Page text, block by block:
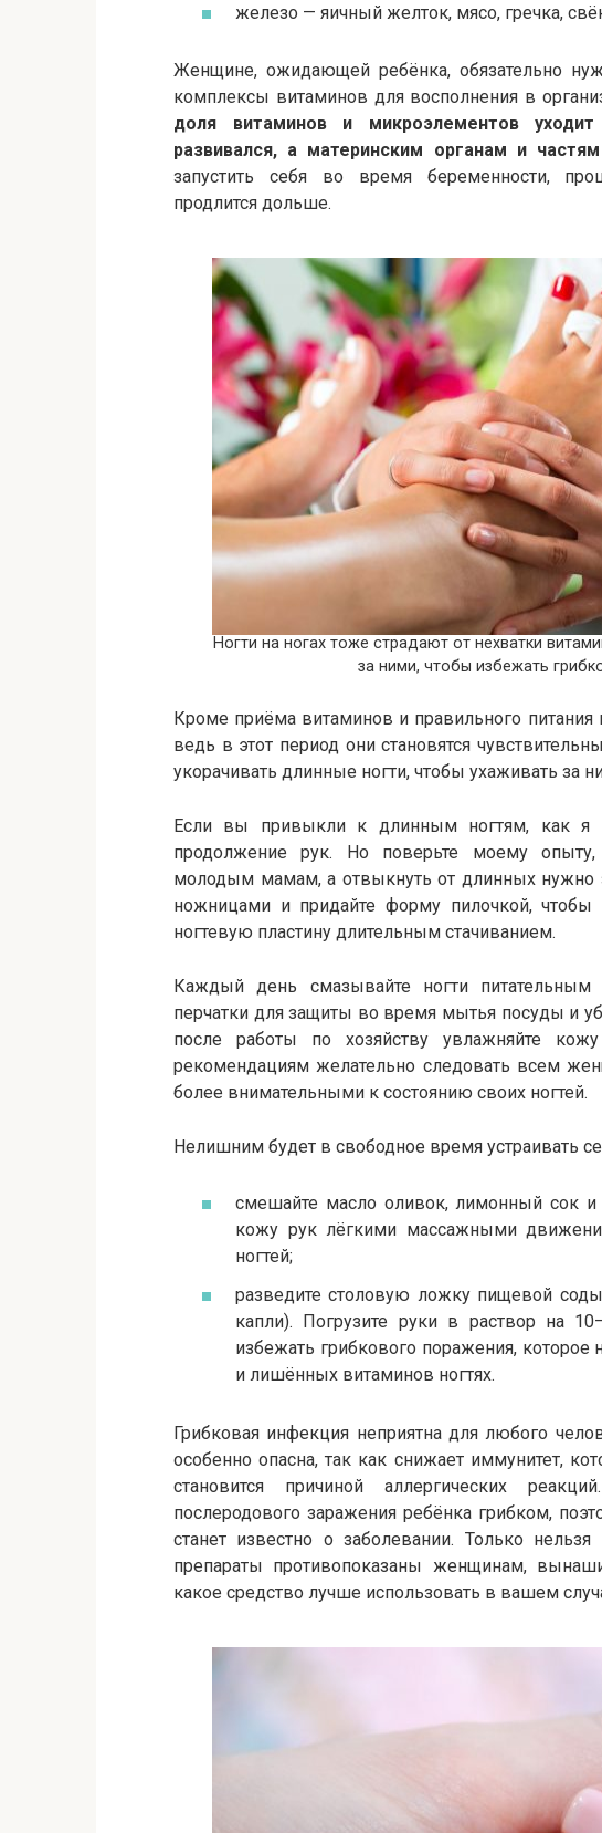
железо — яичный желток, мясо, гречка,
Женщине, ожидающей ребёнка, обязательно
комплексы витаминов для восполнения в
доля витаминов и микроэлементов
развивался, а материнским органам и
запустить себя во время беременности,
продлится дольше.
Ногти на ногах тоже страдают от нехватки
за ними, чтобы избежать
Кроме приёма витаминов и правильного
ведь в этот период они становятся
укорачивать длинные ногти, чтобы ухаживать за
Если вы привыкли к длинным ногтям, как я
продолжение рук. Но поверьте моему
молодым мамам, а отвыкнуть от длинных
ножницами и придайте форму пилочкой,
ногтевую пластину длительным стачиванием.
Каждый день смазывайте ногти
перчатки для защиты во время мытья посуды и
после работы по хозяйству увлажняйте
рекомендациям желательно следовать всем
более внимательными к состоянию своих ногтей.
Нелишним будет в свободное время устраивать
смешайте масло оливок, лимонный сок
кожу рук лёгкими массажными
ногтей;
разведите столовую ложку пищевой
капли). Погрузите руки в раствор на
избежать грибкового поражения, которое
и лишённых витаминов ногтях.
Грибковая инфекция неприятна для любого
особенно опасна, так как снижает иммунитет,
становится причиной аллергических
послеродового заражения ребёнка грибком,
станет известно о заболевании. Только
препараты противопоказаны женщинам,
какое средство лучше использовать в вашем